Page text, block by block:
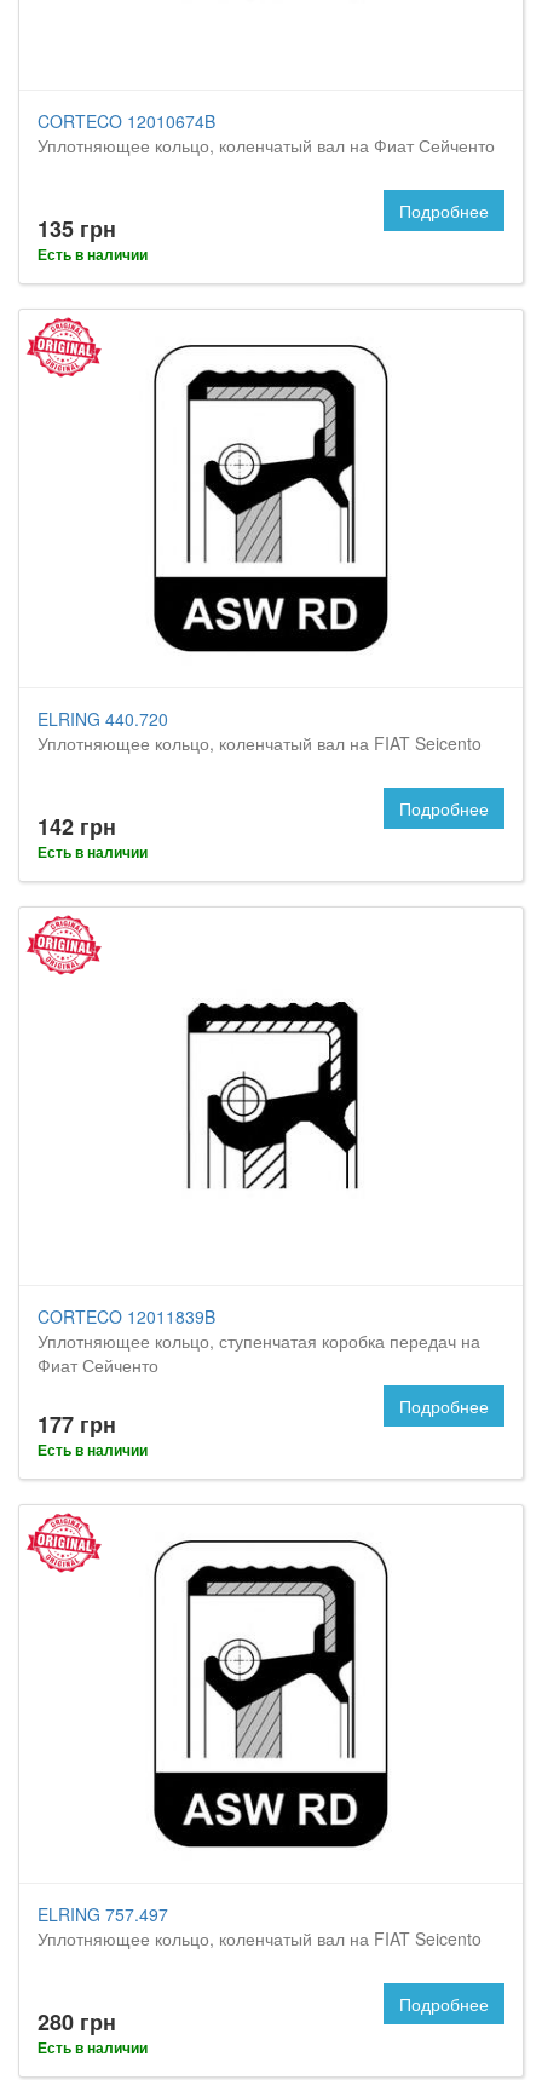
CORTECO 12010674B
Уплотняющее кольцо, коленчатый вал на Фиат Сейченто
135 грн
Есть в наличии
Подробнее
ELRING 440.720
Уплотняющее кольцо, коленчатый вал на FIAT Seicento
142 грн
Есть в наличии
Подробнее
CORTECO 12011839B
Уплотняющее кольцо, ступенчатая коробка передач на
Фиат Сейченто
177 грн
Есть в наличии
Подробнее
ELRING 757.497
Уплотняющее кольцо, коленчатый вал на FIAT Seicento
280 грн
Есть в наличии
Подробнее